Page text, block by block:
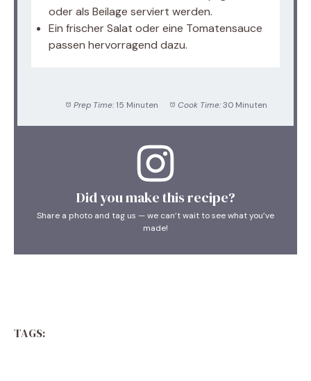
oder als Beilage serviert werden.
Ein frischer Salat oder eine Tomatensauce
passen hervorragend dazu.
Prep Time: 15 Minuten Cook Time: 30 Minuten
Did you make this recipe?
Share a photo and tag us — we can’t wait to see what you’ve
made!
TAGS: